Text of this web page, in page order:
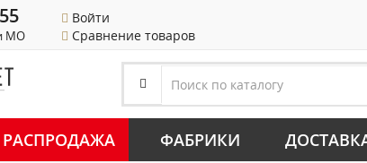
МО
Войти
Сравнение товаров
РАСПРОДАЖА ФАБРИКИ